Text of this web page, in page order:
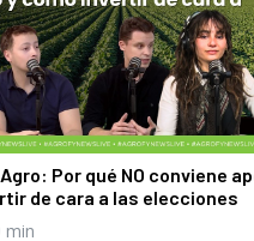
Por qué NO conviene
de cara a las elecciones
min